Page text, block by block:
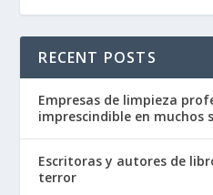
RECENT POSTS
Empresas de limpieza
imprescindible en muchos
Escritoras y autores de
terror